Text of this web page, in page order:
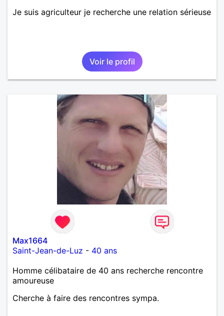
Je suis agriculteur je recherche une relation sérieuse
Voir le profil
Max1664
Saint-Jean-de-Luz - 40 ans
Homme célibataire de 40 ans recherche rencontre
amoureuse
Cherche à faire des rencontres sympa.